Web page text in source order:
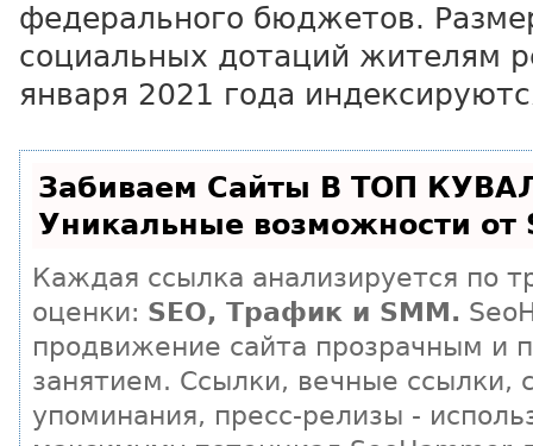
федерального бюджетов.
социальных дотаций жителям
января 2021 года
Забиваем Сайты В ТОП
Уникальные возможности от
Каждая ссылка анализируется по
оценки: SEO, Трафик и SMM.
продвижение сайта прозрачным и
занятием. Ссылки, вечные ссылки,
упоминания, пресс-релизы -